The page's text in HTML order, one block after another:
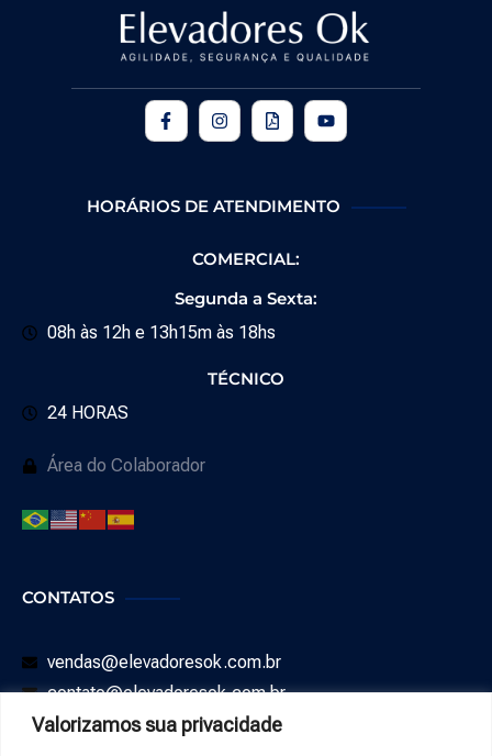
Valorizamos sua privacidade
HORÁRIOS DE ATENDIMENTO
COMERCIAL:
Segunda a Sexta:
08h às 12h e 13h15m às 18hs
TÉCNICO
24 HORAS
Área do Colaborador
CONTATOS
vendas@elevadoresok.com.br
contato@elevadoresok.com.br
SAC: 0800 008 0544